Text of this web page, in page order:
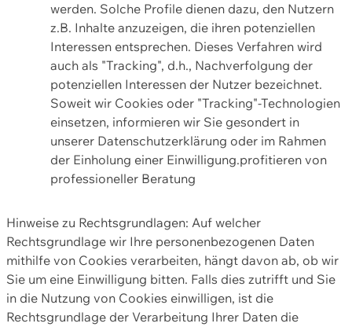
werden. Solche Profile dienen dazu, den Nutzern
z.B. Inhalte anzuzeigen, die ihren potenziellen
Interessen entsprechen. Dieses Verfahren wird
auch als "Tracking", d.h., Nachverfolgung der
potenziellen Interessen der Nutzer bezeichnet.
Soweit wir Cookies oder "Tracking"-Technologien
einsetzen, informieren wir Sie gesondert in
unserer Datenschutzerklärung oder im Rahmen
der Einholung einer Einwilligung.profitieren von
professioneller Beratung
Hinweise zu Rechtsgrundlagen: Auf welcher
Rechtsgrundlage wir Ihre personenbezogenen Daten
mithilfe von Cookies verarbeiten, hängt davon ab, ob wir
Sie um eine Einwilligung bitten. Falls dies zutrifft und Sie
in die Nutzung von Cookies einwilligen, ist die
Rechtsgrundlage der Verarbeitung Ihrer Daten die